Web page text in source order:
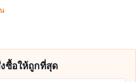
ซื้อให้ถูกที่สุด